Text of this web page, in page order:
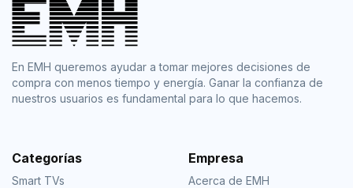
En EMH queremos ayudar a tomar mejores decisiones de
compra con menos tiempo y energía. Ganar la confianza de
nuestros usuarios es fundamental para lo que hacemos.
Categorías
Smart TVs
Empresa
Acerca de EMH